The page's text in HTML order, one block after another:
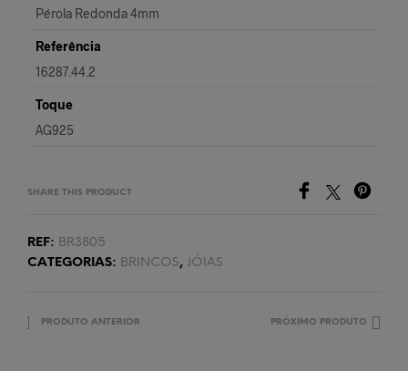
Pérola Redonda 4mm
Referência
16287.44.2
Toque
AG925
SHARE THIS PRODUCT
REF: BR3805
CATEGORIAS: BRINCOS, JÓIAS
PRODUTO ANTERIOR PRÓXIMO PRODUTO